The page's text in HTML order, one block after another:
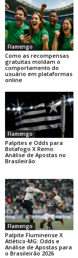
Flamengo
Como as recompensas
gratuitas moldam o
comportamento do
usuário em plataformas
online
Flamengo
Palpites e Odds para
Botafogo X Remo:
Análise de Apostas no
Brasileirão
Flamengo
Palpite Fluminense X
Atlético-MG: Odds e
Análise de Apostas para
o Brasileirão 2026